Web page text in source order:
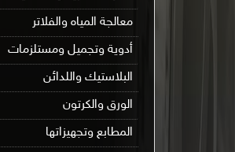
معالجة المياه والفلاتر
أدوية وتجميل ومستلزمات
البلاستيك واللدائن
الورق والكرتون
المطابع وتجهيزاتها